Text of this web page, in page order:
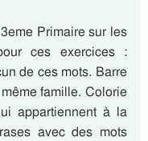
Primaire sur les
ces exercices :
de ces mots. Barre
famille. Colorie
appartiennent à la
avec des mots